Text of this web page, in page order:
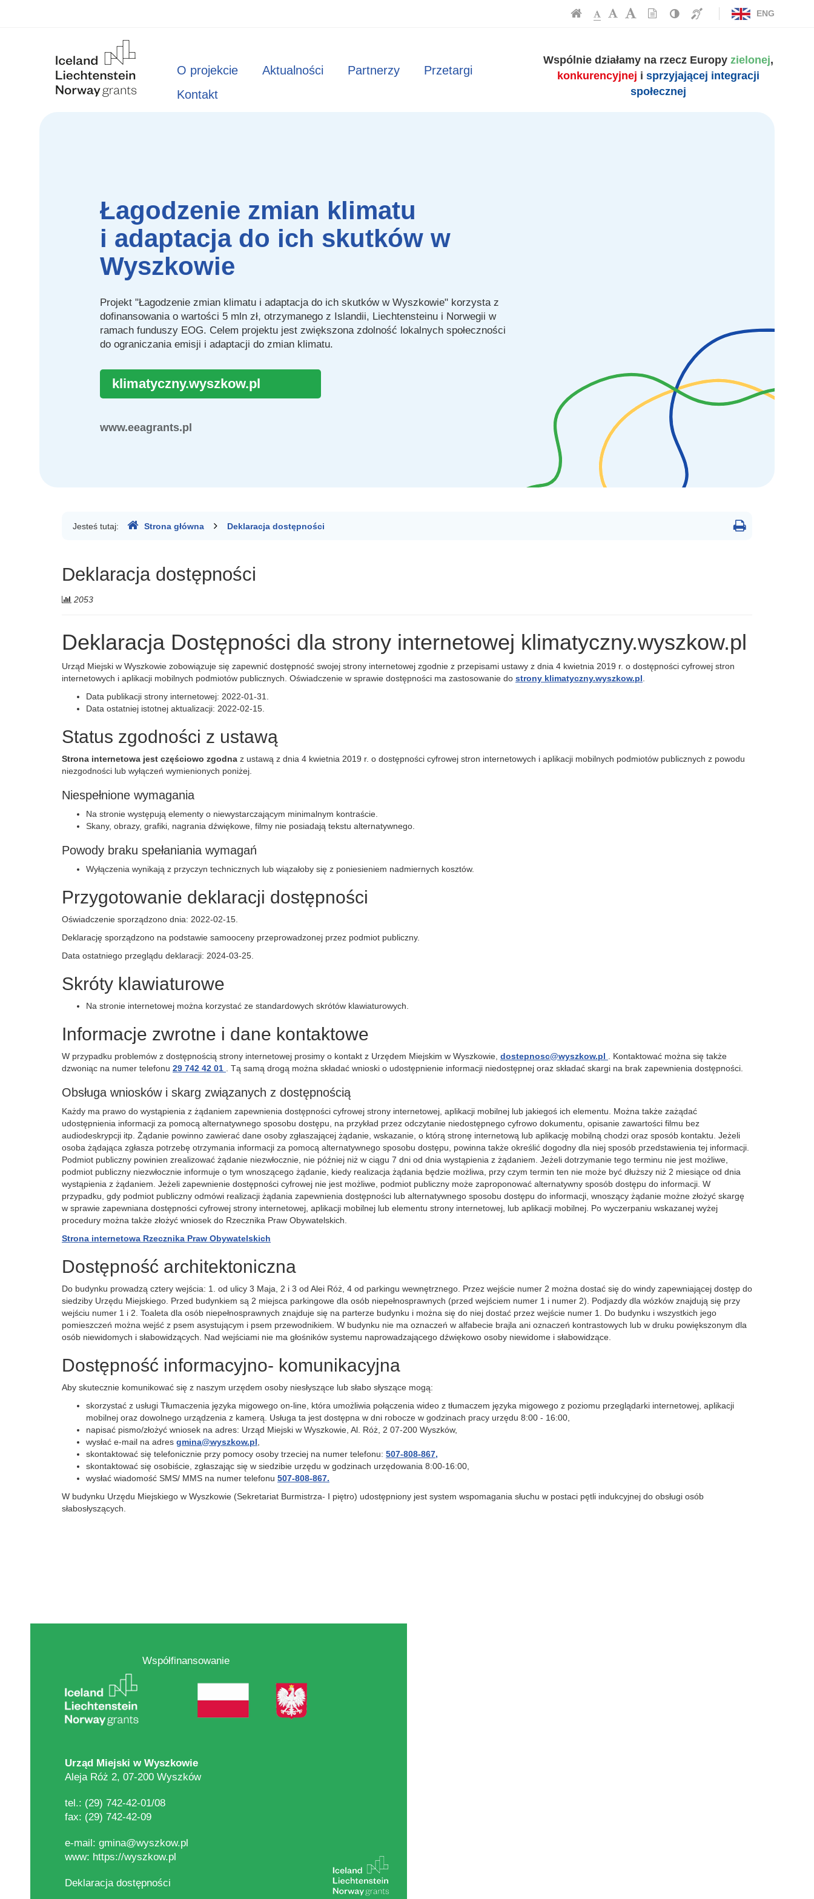
klimatyczny.wyszkow.pl
Wyszkowie
ENG
Strona
Czcionka,
jej
stronie:
WersjaKontrastInformacja
Menu
główne
O projekcie Aktualności Partnerzy
Przetargi
Kontakt
Wspólnie działamy na rzecz Europy zielonej,
konkurencyjnej i sprzyjającej integracji
społecznej
Łagodzenie zmian klimatu
i adaptacja do ich skutków w
Wyszkowie
Projekt "Łagodzenie zmian klimatu i adaptacja do ich skutków w Wyszkowie" korzysta z
dofinansowania o wartości 5 mln zł, otrzymanego z Islandii, Liechtensteinu i Norwegii w
ramach funduszy EOG. Celem projektu jest zwiększona zdolność lokalnych społeczności
do ograniczania emisji i adaptacji do zmian klimatu.
klimatyczny.wyszkow.pl
www.eeagrants.pl
Gdzie
Jesteś tutaj: Strona główna Deklaracja dostępności
Drukowanie
Deklaracja dostępności
Liczba
2053
Deklaracja Dostępności dla strony internetowej klimatyczny.wyszkow.pl
Urząd Miejski w Wyszkowie zobowiązuje się zapewnić dostępność swojej strony internetowej zgodnie z przepisami ustawy z dnia 4 kwietnia 2019 r. o dostępności cyfrowej stron
internetowych i aplikacji mobilnych podmiotów publicznych. Oświadczenie w sprawie dostępności ma zastosowanie do strony klimatyczny.wyszkow.pl
Data publikacji strony internetowej: 2022-01-31
Data ostatniej istotnej aktualizacji: 2022-02-15
Status zgodności z ustawą
Strona internetowa jest częściowo zgodna z ustawą z dnia 4 kwietnia 2019 r. o dostępności cyfrowej stron internetowych i aplikacji mobilnych podmiotów publicznych z powodu
niezgodności lub wyłączeń wymienionych poniżej.
Niespełnione wymagania
Na stronie występują elementy o niewystarczającym minimalnym kontraście.
Skany, obrazy, grafiki, nagrania dźwiękowe, filmy nie posiadają tekstu alternatywnego.
Powody braku spełaniania wymagań
Wyłączenia wynikają z przyczyn technicznych lub wiązałoby się z poniesieniem nadmiernych kosztów.
Przygotowanie deklaracji dostępności
Oświadczenie sporządzono dnia: 2022-02-15
Deklarację sporządzono na podstawie samooceny przeprowadzonej przez podmiot publiczny.
Data ostatniego przeglądu deklaracji: 2024-03-25
Skróty klawiaturowe
Na stronie internetowej można korzystać ze standardowych skrótów klawiaturowych.
Informacje zwrotne i dane kontaktowe
W przypadku problemów z dostępnością strony internetowej prosimy o kontakt z Urzędem Miejskim w Wyszkowie, dostepnosc@wyszkow.pl
. Kontaktować można się także
dzwoniąc na numer telefonu 29 742 42 01 . Tą samą drogą można składać wnioski o udostępnienie informacji niedostępnej oraz składać skargi na brak zapewnienia dostępności.
Obsługa wniosków i skarg związanych z dostępnością
Każdy ma prawo do wystąpienia z żądaniem zapewnienia dostępności cyfrowej strony internetowej, aplikacji mobilnej lub jakiegoś ich elementu. Można także zażądać
udostępnienia informacji za pomocą alternatywnego sposobu dostępu, na przykład przez odczytanie niedostępnego cyfrowo dokumentu, opisanie zawartości filmu bez
audiodeskrypcji itp. Żądanie powinno zawierać dane osoby zgłaszającej żądanie, wskazanie, o którą stronę internetową lub aplikację mobilną chodzi oraz sposób kontaktu. Jeżeli
osoba żądająca zgłasza potrzebę otrzymania informacji za pomocą alternatywnego sposobu dostępu, powinna także określić dogodny dla niej sposób przedstawienia tej informacji.
Podmiot publiczny powinien zrealizować żądanie niezwłocznie, nie później niż w ciągu 7 dni od dnia wystąpienia z żądaniem. Jeżeli dotrzymanie tego terminu nie jest możliwe,
podmiot publiczny niezwłocznie informuje o tym wnoszącego żądanie, kiedy realizacja żądania będzie możliwa, przy czym termin ten nie może być dłuższy niż 2 miesiące od dnia
wystąpienia z żądaniem. Jeżeli zapewnienie dostępności cyfrowej nie jest możliwe, podmiot publiczny może zaproponować alternatywny sposób dostępu do informacji. W
przypadku, gdy podmiot publiczny odmówi realizacji żądania zapewnienia dostępności lub alternatywnego sposobu dostępu do informacji, wnoszący żądanie możne złożyć skargę
w sprawie zapewniana dostępności cyfrowej strony internetowej, aplikacji mobilnej lub elementu strony internetowej, lub aplikacji mobilnej. Po wyczerpaniu wskazanej wyżej
procedury można także złożyć wniosek do Rzecznika Praw Obywatelskich.
Strona internetowa Rzecznika Praw Obywatelskich
Dostępność architektoniczna
Do budynku prowadzą cztery wejścia: 1. od ulicy 3 Maja, 2 i 3 od Alei Róż, 4 od parkingu wewnętrznego. Przez wejście numer 2 można dostać się do windy zapewniającej dostęp do
siedziby Urzędu Miejskiego. Przed budynkiem są 2 miejsca parkingowe dla osób niepełnosprawnych (przed wejściem numer 1 i numer 2). Podjazdy dla wózków znajdują się przy
wejściu numer 1 i 2. Toaleta dla osób niepełnosprawnych znajduje się na parterze budynku i można się do niej dostać przez wejście numer 1. Do budynku i wszystkich jego
pomieszczeń można wejść z psem asystującym i psem przewodnikiem. W budynku nie ma oznaczeń w alfabecie brajla ani oznaczeń kontrastowych lub w druku powiększonym dla
osób niewidomych i słabowidzących. Nad wejściami nie ma głośników systemu naprowadzającego dźwiękowo osoby niewidome i słabowidzące.
Dostępność informacyjno- komunikacyjna
Aby skutecznie komunikować się z naszym urzędem osoby niesłyszące lub słabo słyszące mogą:
skorzystać z usługi Tłumaczenia języka migowego on-line, która umożliwia połączenia wideo z tłumaczem języka migowego z poziomu przeglądarki internetowej, aplikacji
mobilnej oraz dowolnego urządzenia z kamerą. Usługa ta jest dostępna w dni robocze w godzinach pracy urzędu 8:00 - 16:00,
napisać pismo/złożyć wniosek na adres: Urząd Miejski w Wyszkowie, Al. Róż, 2 07-200 Wyszków,
wysłać e-mail na adres gmina@wyszkow.pl
skontaktować się telefonicznie przy pomocy osoby trzeciej na numer telefonu: 507-808-867,
skontaktować się osobiście, zgłaszając się w siedzibie urzędu w godzinach urzędowania 8:00-16:00,
wysłać wiadomość SMS/ MMS na numer telefonu 507-808-867.
W budynku Urzędu Miejskiego w Wyszkowie (Sekretariat Burmistrza- I piętro) udostępniony jest system wspomagania słuchu w postaci pętli indukcyjnej do obsługi osób
słabosłyszących.
Współfinansowanie
Adres,
kontakt
Urząd Miejski w Wyszkowie
Aleja Róż 2, 07-200 Wyszków
tel.: (29) 742-42-01/08
fax: (29) 742-42-09
e-mail: gmina@wyszkow.pl
www: https://wyszkow.pl
Deklaracja dostępności